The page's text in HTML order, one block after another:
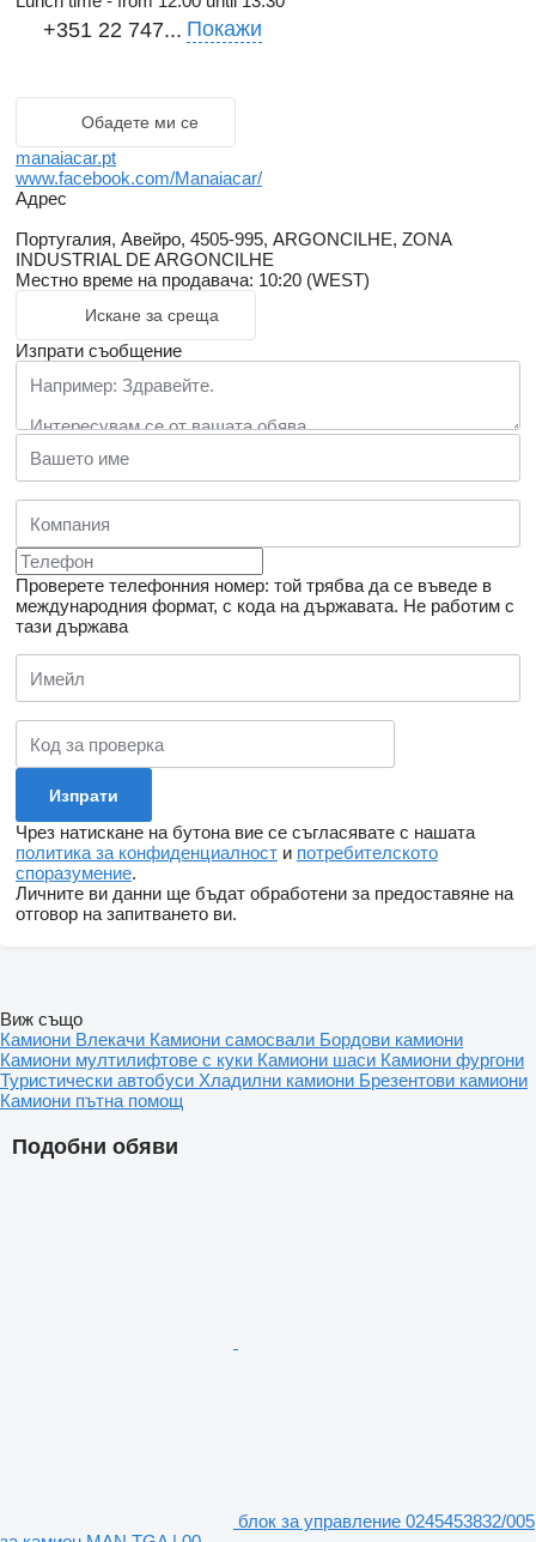
+351 22 747... Покажи
Обадете ми се
manaiacar.pt
www.facebook.com/Manaiacar/
Адрес
Португалия, Авейро, 4505-995, ARGONCILHE, ZONA
INDUSTRIAL DE ARGONCILHE
Местно време на продавача: 10:20 (WEST)
Искане за среща
Изпрати съобщение
Проверете телефонния номер: той трябва да се въведе в
международния формат, с кода на държавата. Не работим с
тази държава
Чрез натискане на бутона вие се съгласявате с нашата
политика за конфиденциалност и потребителското
споразумение.
Личните ви данни ще бъдат обработени за предоставяне на
отговор на запитването ви.
Подобни обяви
блок за управление 0245453832/005
Виж също
Камиони Влекачи Камиони самосвали Бордови камиони
Камиони мултилифтове с куки Камиони шаси Камиони фургони
Туристически автобуси Хладилни камиони Брезентови камиони
Камиони пътна помощ